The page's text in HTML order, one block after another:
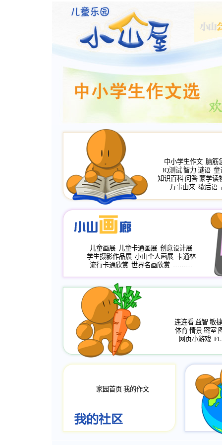
中小学生作文 脑筋
IQ测试 智力 谜语 童
知识百科 问答 蒙学读
万事由来 歇后语
儿童画展 儿童卡通画展 创意设计展
学生摄影作品展 小山个人画展 卡通林
流行卡通欣赏 世界名画欣赏 ………
连连看 益智 敏捷
体育 情景 密室
网页小游戏
家园首页 我的作文